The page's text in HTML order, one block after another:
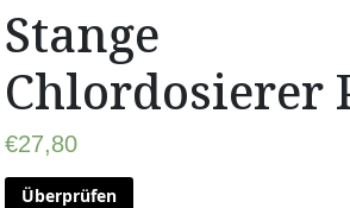
Stange
Chlordosierer
€27,80
Überprüfen